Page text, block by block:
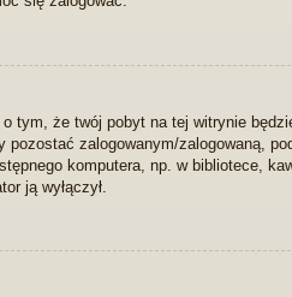
o tym, że twój pobyt na tej witrynie
zalogowanym/zalogowaną,
komputera, np. w bibliotece,
ją wyłączył.